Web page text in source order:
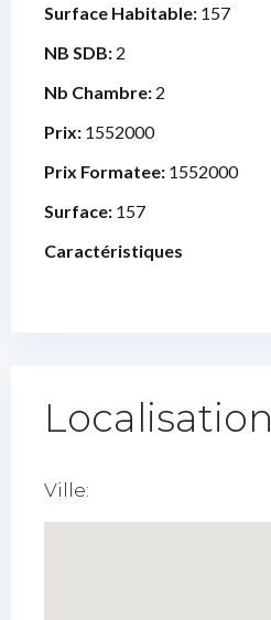
Surface Habitable: 157
NB SDB: 2
Nb Chambre: 2
Prix: 1552000
Prix Formatee: 1552000
Surface: 157
Caractéristiques
Localisation
Ville: